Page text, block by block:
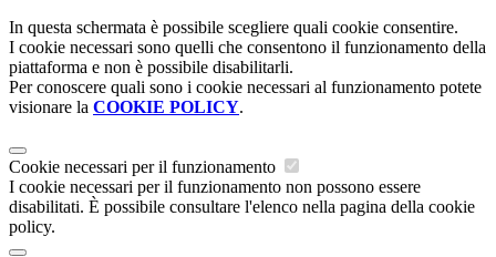
In questa schermata è possibile scegliere quali cookie consentire.
I cookie necessari sono quelli che consentono il funzionamento della
piattaforma e non è possibile disabilitarli.
Per conoscere quali sono i cookie necessari al funzionamento potete
visionare la COOKIE POLICY.
Cookie necessari per il funzionamento
I cookie necessari per il funzionamento non possono essere
disabilitati. È possibile consultare l'elenco nella pagina della cookie
policy.